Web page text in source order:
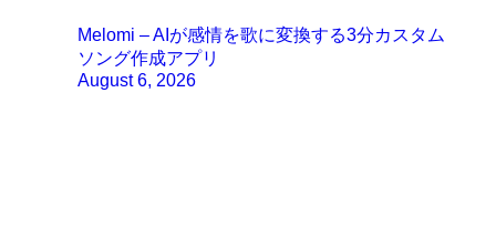
Melomi – AIが感情を歌に変換する3分カスタム
ソング作成アプリ
August 6, 2026